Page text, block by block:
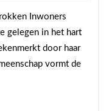
Inwoners
gelegen in het hart
door haar
vormt de